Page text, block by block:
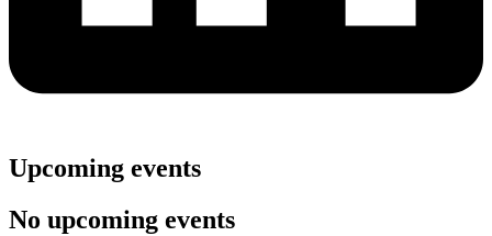
Upcoming events
No upcoming events